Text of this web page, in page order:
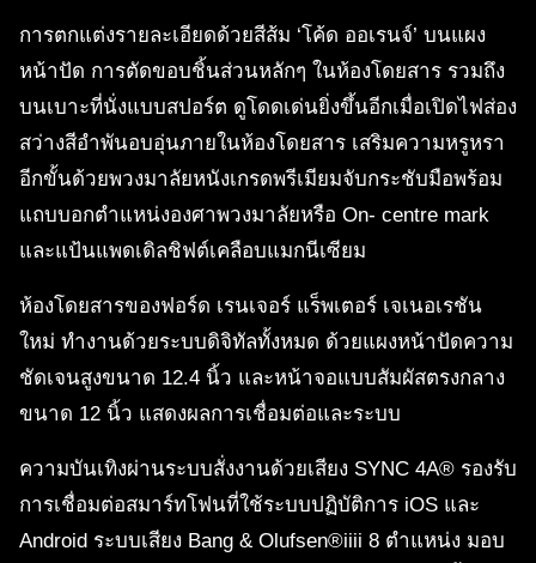
การตกแต่งรายละเอียดด้วยสีส้ม ‘โค้ด ออเรนจ์’ บนแผง
หน้าปัด การตัดขอบชิ้นส่วนหลักๆ ในห้องโดยสาร รวมถึง
บนเบาะที่นั่งแบบสปอร์ต ดูโดดเด่นยิ่งขึ้นอีกเมื่อเปิดไฟส่อง
สว่างสีอำพันอบอุ่นภายในห้องโดยสาร เสริมความหรูหรา
อีกขั้นด้วยพวงมาลัยหนังเกรดพรีเมียมจับกระชับมือพร้อม
แถบบอกตำแหน่งองศาพวงมาลัยหรือ On- centre mark
และแป้นแพดเดิลชิฟต์เคลือบแมกนีเซียม
ห้องโดยสารของฟอร์ด เรนเจอร์ แร็พเตอร์ เจเนอเรชัน
ใหม่ ทำงานด้วยระบบดิจิทัลทั้งหมด ด้วยแผงหน้าปัดความ
ชัดเจนสูงขนาด 12.4 นิ้ว และหน้าจอแบบสัมผัสตรงกลาง
ขนาด 12 นิ้ว แสดงผลการเชื่อมต่อและระบบ
ความบันเทิงผ่านระบบสั่งงานด้วยเสียง SYNC 4A® รองรับ
การเชื่อมต่อสมาร์ทโฟนที่ใช้ระบบปฏิบัติการ iOS และ
Android ระบบเสียง Bang & Olufsen®iiii 8 ตำแหน่ง มอบ